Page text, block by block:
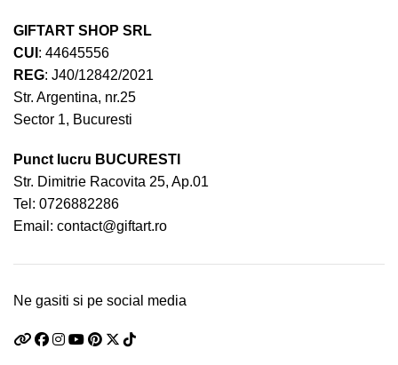
GIFTART SHOP SRL
CUI : 44645556
REG: J40/12842/2021
Str. Argentina, nr.25
Sector 1, Bucuresti
Punct lucru BUCURESTI
Str. Dimitrie Racovita 25, Ap.01
Tel: 0726882286
Email: contact@giftart.ro
Ne gasiti si pe social media